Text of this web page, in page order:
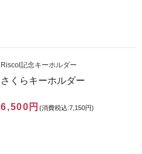
Riscol記念キーホルダー
さくらキーホルダー
6,500円 (消費税込:7,150円)